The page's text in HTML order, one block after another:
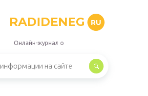
RADIDENEG RU
Онлайн-журнал о